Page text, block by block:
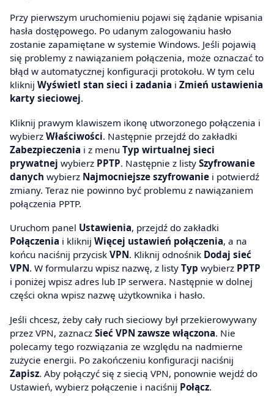
Przy pierwszym uruchomieniu pojawi się żądanie wpisania
hasła dostępowego. Po udanym zalogowaniu hasło
zostanie zapamiętane w systemie Windows. Jeśli pojawią
się problemy z nawiązaniem połączenia, może oznaczać to
błąd w automatycznej konfiguracji protokołu. W tym celu
kliknij Wyświetl stan sieci i zadania i Zmień ustawienia
karty sieciowej.
Kliknij prawym klawiszem ikonę utworzonego połączenia i
wybierz Właściwości. Następnie przejdź do zakładki
Zabezpieczenia i z menu Typ wirtualnej sieci
prywatnej wybierz PPTP. Następnie z listy Szyfrowanie
danych wybierz Najmocniejsze szyfrowanie i potwierdź
zmiany. Teraz nie powinno być problemu z nawiązaniem
połączenia PPTP.
Uruchom panel Ustawienia, przejdź do zakładki
Połączenia i kliknij Więcej ustawień połączenia, a na
końcu naciśnij przycisk VPN. Kliknij odnośnik Dodaj sieć
VPN. W formularzu wpisz nazwę, z listy Typ wybierz PPTP
i poniżej wpisz adres lub IP serwera. Następnie w dolnej
części okna wpisz nazwę użytkownika i hasło.
Jeśli chcesz, żeby cały ruch sieciowy był przekierowywany
przez VPN, zaznacz Sieć VPN zawsze włączona. Nie
polecamy tego rozwiązania ze względu na nadmierne
zużycie energii. Po zakończeniu konfiguracji naciśnij
Zapisz. Aby połączyć się z siecią VPN, ponownie wejdź do
Ustawień, wybierz połączenie i naciśnij Połącz.